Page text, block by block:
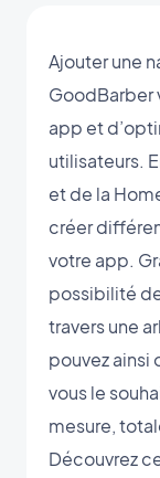
Ajouter une
GoodBarber
app et
utilisateurs.
et de la
créer
votre app.
possibilité
travers une
pouvez ainsi
vous le
mesure,
Découvrez